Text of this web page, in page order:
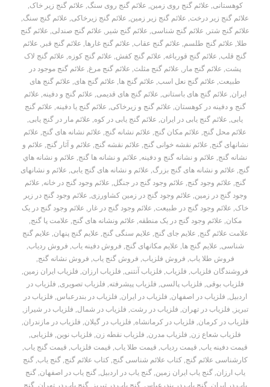
کوهستانی, علائم گنج روی زمین, علائم گنج روی سنگ, علائم گنج زیر خاک,
علائم گنج زیر درخت, علائم گنج زیر زمین, علائم گنج زیرخاکی, علائم گنج سنگ,
علائم گنج شتر , علائم گنج شناسی, علائم گنج شیر , علائم گنج صندلی, علائم گنج
طلا, علائم گنج طلسم, علائم گنج عقاب, علائم گنج غارها, علائم گنج قبر , علائم
گنج قلب, علائم گنج قورباغه, علائم گنج کفش, علائم گنج کوزه, علائم گنج لاک
پشت, علائم گنج مار , علائم گنج مثلث, علائم گنج مرغ, علائم گنج موجود در
طبیعت, علائم گنج نعل اسب, علائم گنج ها, علائم گنج های, علائم گنج های
ایران, علائم گنج های باستانی, علائم گنج های قدیمی, علائم گنج و دفینه, علائم
گنج و دفینه در کوهستان, علائم گنج و زیرخاکی, علائم گنج یا دفینه, علائم گنج
یابی, علائم گنج یابی در ایران, علائم گنج یابی در کوه, علائم مار در گنج یابی,
علائم محل گنج, علائم مکان گنج, علائم نشانه گنج, علائم نشانه های گنج, علائم
نشانهای گنج, علائم نقشه خوانی گنج, علائم نقشه گنج, علائم و آثار گنج, علائم و
نشانه گنج, علائم و نشانه گنج و دفینه, علائم و نشانه ها گنج, علائم و نشانه هاي
گنج, علائم و نشانه های گنج بزرگ, علائم و نشانه های گنج یابی, علائم و نشانهای
گنج, علائم وجود گنج, علائم وجود گنج در جنگل, علائم وجود گنج در خانه, علائم
وجود گنج در زمین, علائم وجود گنج در زمین کشاورزی, علائم وجود گنج در زیر
خاک, علائم وجود گنج در طبیعت, علائم وجود گنج در غار , علائم وجود گنج در یک
مکان, علائم وجود گنج در یک منطقه, علائم ونشانه های گنج, علامت پا گنج,
علامت علائم گنج, علایم جای گنج, علایم سنگی گنج, علایم گنج پنهان, علایم گنج
شناسی, علایم گنج ها, علایم مکانهای گنج, فروش دفینه یاب, فروش ردیاب,
فروش طلا یاب, فروش فلزیاب, فروش گنج یاب, فروش نشانه گنج,
فروشندگان فلزیاب, فلزیاب, فلزیاب آنتنی, فلزیاب ارزان, فلزیاب ایران زمین,
فلزیاب بوقی, فلزیاب پالسی, فلزیاب پیشرفته, فلزیاب تصویری, فلزیاب در
اردبیل, فلزیاب در اصفهان, فلزیاب در ایران, فلزیاب در بندرعباس, فلزیاب در
تبریز , فلزیاب در تهران, فلزیاب در رشت, فلزیاب در شمال, فلزیاب در شیراز ,
فلزیاب در کرمان, فلزیاب در کرمانشاه, فلزیاب در گیلان, فلزیاب در مازندران,
فلزیاب شعاع زن, فلزیاب مدرن, فلزیاب نقطه زن, فلزیاب نوین, فلزیابی,
قیمت دفینه یاب, قیمت ردیاب, قیمت طلا یاب, قیمت فلزیاب, قیمت گنج یاب,
کارشناسی علائم گنج,کتاب علائم شناسی گنج,کتاب علائم گنج,گنج یاب,گنج
یاب ارزان,گنج یاب ایران زمین,گنج یاب در اردبیل,گنج یاب در اصفهان,گنج
یاب در ایران,گنج یاب در بندرعباس,گنج یاب در تبریز ,گنج یاب در تهران,گنج